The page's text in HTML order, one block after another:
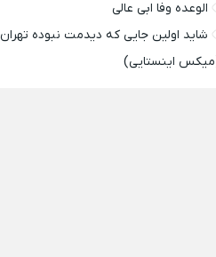
الوعده وفا ابی عالی
شاید اولین جایی که دیدمت نبوده تهران
اینستایی)